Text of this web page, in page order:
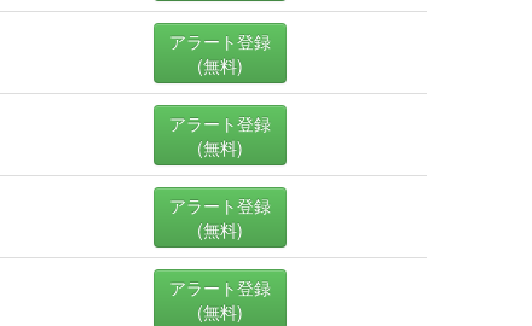
アラート登録
(無料)
アラート登録
(無料)
アラート登録
(無料)
アラート登録
(無料)